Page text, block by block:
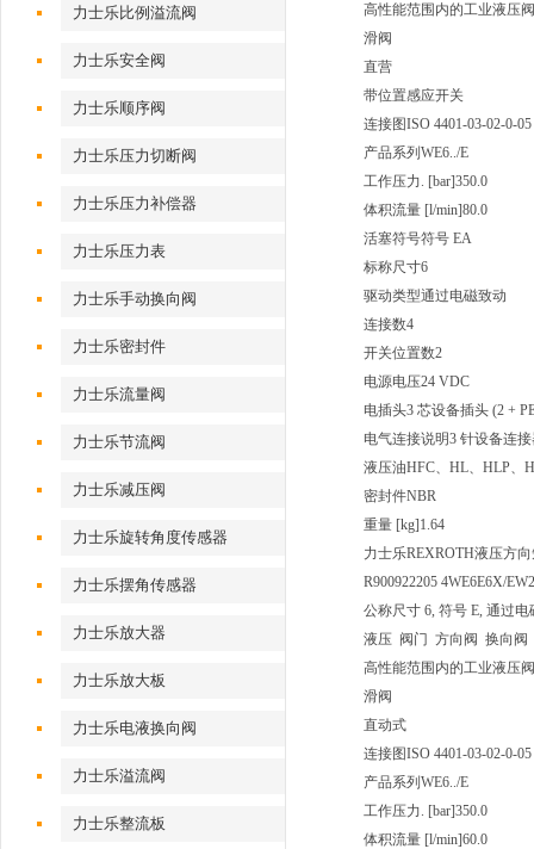
力士乐比例溢流阀
力士乐安全阀
力士乐顺序阀
力士乐压力切断阀
力士乐压力补偿器
力士乐压力表
力士乐手动换向阀
力士乐密封件
力士乐流量阀
力士乐节流阀
力士乐减压阀
力士乐旋转角度传感器
力士乐摆角传感器
力士乐放大器
力士乐放大板
力士乐电液换向阀
力士乐溢流阀
力士乐整流板
高性能范围内的工业液压
滑阀
直营
带位置感应开关
连接图ISO 4401-03-02-0-05
产品系列 WE6../E
工作压力. [bar]350.0
体积流量 [l/min]80.0
活塞符号符号 EA
标称尺寸6
驱动类型通过电磁致动
连接数4
开关位置数2
电源电压24 VDC
电插头3 芯设备插头 (2 +
电气连接说明3 针设备连接
液压油HFC、HL、HLP、
密封件NBR
重量 [kg]1.64
力士乐REXROTH液压方
R900922205 4WE6E6X/
公称尺寸 6, 符号 E, 通过电
液压 阀门 方向阀 换向阀
高性能范围内的工业液压
滑阀
直动式
连接图ISO 4401-03-02-0-05
产品系列 WE6../E
工作压力. [bar]350.0
体积流量 [l/min]60.0